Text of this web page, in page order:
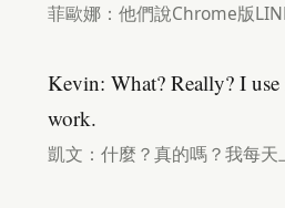
菲歐娜：他們說Chrome版
Kevin: What? Really? I
work.
凱文：什麼？真的嗎？我每天